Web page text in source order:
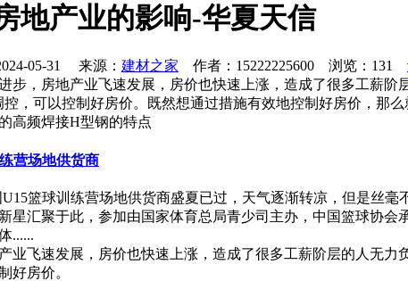
地产业的影响-华夏天信
05-31 来源： 建材之家 作者：15222225600 浏览： 131
步，房地产业飞速发展，房价也快速上涨，造成了很多工薪
，可以控制好房价。既然想通过措施有效地控制好房价，那
高频焊接H型钢的特点
营场地供货商
篮球训练营场地供货商盛夏已过，天气逐渐转凉，但是丝
星汇聚于此，参加由国家体育总局青少司主办，中国篮球协
......
业飞速发展，房价也快速上涨，造成了很多工薪阶层的人无
好房价。